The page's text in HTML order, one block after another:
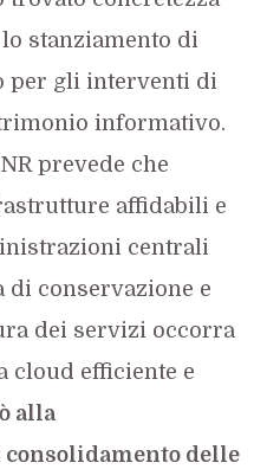
lo stanziamento di
per gli interventi di
informativo.
prevede che
affidabili e
centrali
di conservazione e
dei servizi occorra
cloud efficiente e
alla
delle